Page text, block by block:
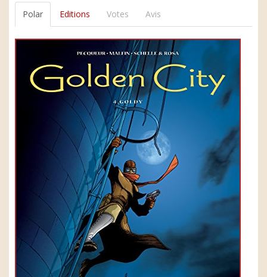
Polar Editions Votes Avis